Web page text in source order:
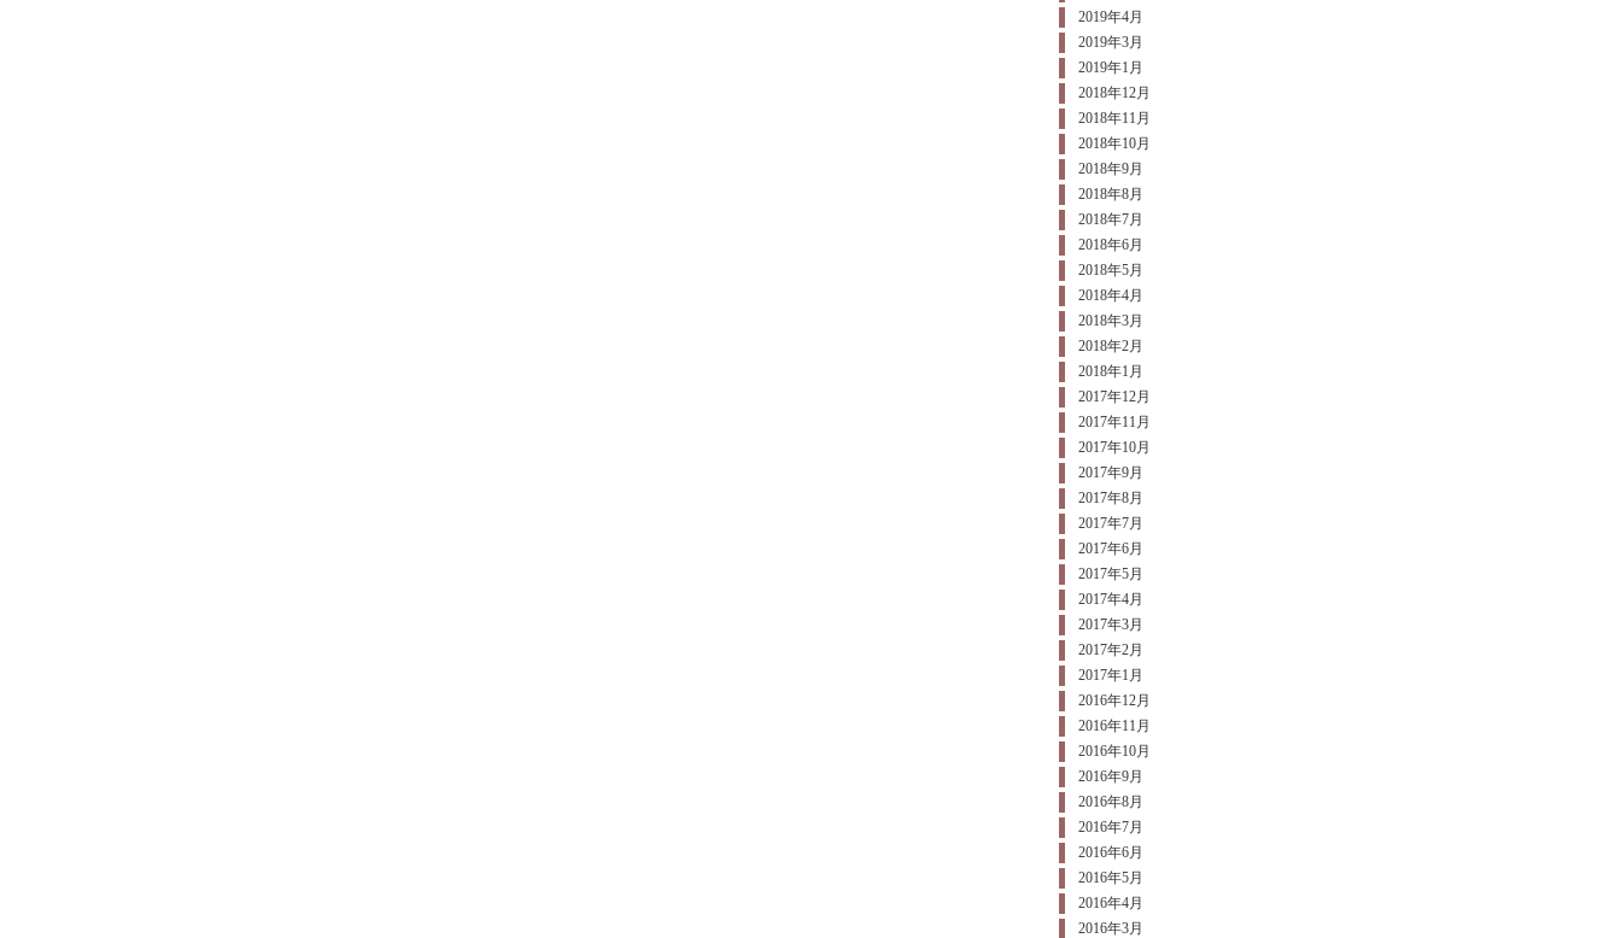
2019年4月
2019年3月
2019年1月
2018年12月
2018年11月
2018年10月
2018年9月
2018年8月
2018年7月
2018年6月
2018年5月
2018年4月
2018年3月
2018年2月
2018年1月
2017年12月
2017年11月
2017年10月
2017年9月
2017年8月
2017年7月
2017年6月
2017年5月
2017年4月
2017年3月
2017年2月
2017年1月
2016年12月
2016年11月
2016年10月
2016年9月
2016年8月
2016年7月
2016年6月
2016年5月
2016年4月
2016年3月